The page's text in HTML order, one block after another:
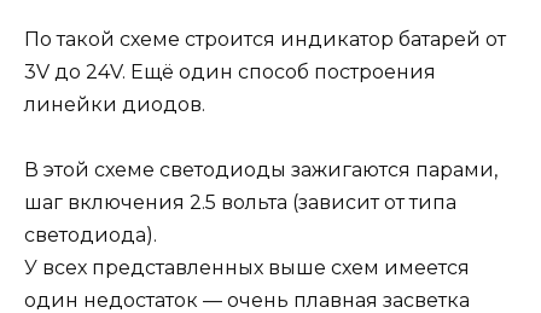
По такой схеме строится индикатор батарей от
3V до 24V. Ещё один способ построения
линейки диодов.
В этой схеме светодиоды зажигаются парами,
шаг включения 2.5 вольта (зависит от типа
светодиода).
У всех представленных выше схем имеется
один недостаток — очень плавная засветка